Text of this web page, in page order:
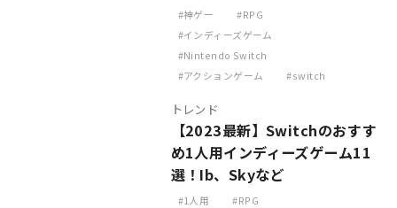
神ゲー
RPG
インディーズゲーム
Nintendo Switch
アクションゲーム
switch
トレンド
【2023最新】Switchのおすす
め1人用インディーズゲーム11
選！Ib、Skyなど
1人用
RPG